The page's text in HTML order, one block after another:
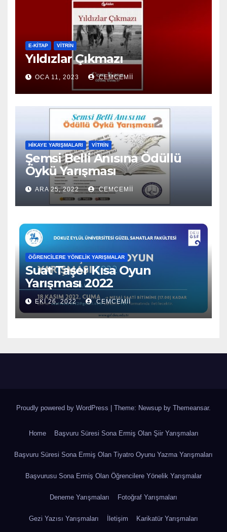
E-KİTAP VITRIN
Yıldızlar Çıkmazı
OCA 11, 2023 CEMCEMII
HIKAYE YARIŞMALARI VITRIN
Şemsi Belli Anısına Ödüllü
Öykü Yarışması
ARA 25, 2022 CEMCEMII
ÖĞRENCILERE YÖNELIK YARIŞMALAR
Suat Taşer Kısa Oyun
Yarışması 2022
EKI 26, 2022 CEMCEMII
Proudly powered by WordPress Theme: Newsup by Themeansar.
Home Başvuru Süresi Sona Ermiş Olan Şiir Yarışmaları
Başvuru Süresi Sona Ermiş Olan Tiyatro Oyunu Yazma Yarışmaları
Başvurusu Sona Ermiş Olan Öğrencilere Yönelik Yarışmalar
Deneme Yarışmaları Fotoğraf Yarışmaları
Gezi Yazısı Yarışmaları İletişim Karikatür Yarışmaları